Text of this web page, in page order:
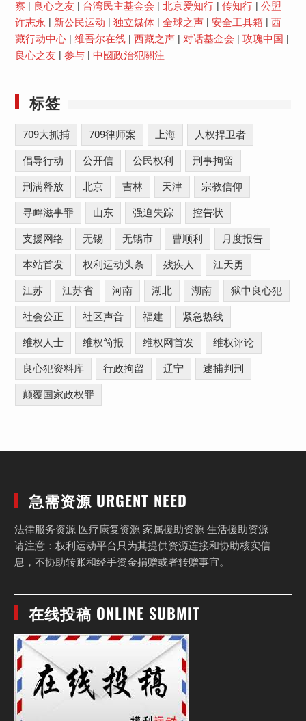
察
良心之友 台湾民主基金会 北京爱知行| 传知行| 公盟
许志永
新公民运动 独立媒体| 全球之声| 安全工具箱
西
藏行动中心| 维吾尔在线| 西藏之声| 对话基金会 玫瑰中国
良心之友
参与| 中國政治犯關注
标签
709大抓捕 709律师案 上海 人权捍卫者
倡导行动 公开信 公民权利 刑事拘留
刑满释放 北京 吉林 天津 宗教信仰
寻衅滋事罪 山东 强迫失踪 控告状
支援网络 无锡 无锡市 曹顺利 月度报告
本站首发 权利运动头条 残疾人 江天勇
江苏 江苏省 河南 湖北 湖南 狱中良心犯
社会公正 社区声音 福建 紧急热线
维权人士 维权简报 维权网首发 维权评论
良心犯资料库 行政拘留 辽宁 逮捕判刑
颠覆国家政权罪
急需资源 URGENT NEED
法律服务资源 医疗康复资源 家属援助资源 生活援助资源
请注意：权利运动平台只为其提供资源连接和协助核实信
息，不协助转账和经手资金捐赠或者转赠事宜。
在线投稿 ONLINE SUBMIT